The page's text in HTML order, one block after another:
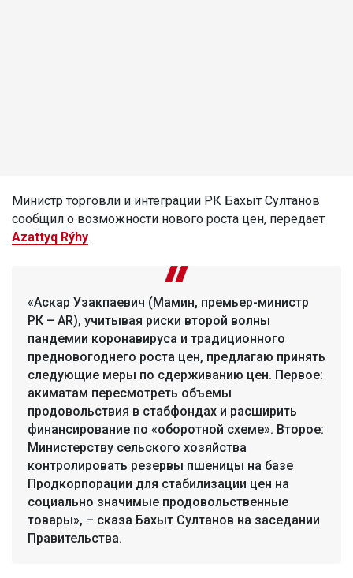
Министр торговли и интеграции РК Бахыт Султанов
сообщил о возможности нового роста цен, передает
Azattyq Rýhy.
«Аскар Узакпаевич (Мамин, премьер-министр
РК – AR), учитывая риски второй волны
пандемии коронавируса и традиционного
предновогоднего роста цен, предлагаю принять
следующие меры по сдерживанию цен. Первое:
акиматам пересмотреть объемы
продовольствия в стабфондах и расширить
финансирование по «оборотной схеме». Второе:
Министерству сельского хозяйства
контролировать резервы пшеницы на базе
Продкорпорации для стабилизации цен на
социально значимые продовольственные
товары», – сказа Бахыт Султанов на заседании
Правительства.